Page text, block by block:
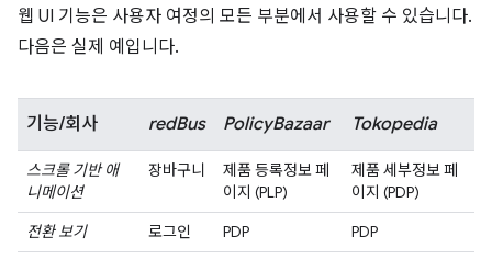
웹 UI 기능은 사용자 여정의 모든 부분에서 사용할 수 있습니다.
다음은 실제 예입니다.
기능/회사 redBus PolicyBazaar Tokopedia
스크롤 기반 애
니메이션
장바구니
제품 등록정보 페
이지 (PLP)
제품 세부정보 페
이지 (PDP)
전환 보기
로그인 PDP
PDP